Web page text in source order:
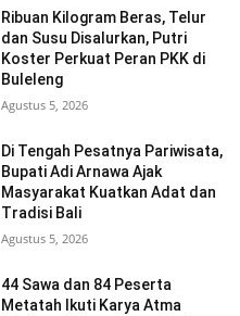
Ribuan Kilogram Beras, Telur
dan Susu Disalurkan, Putri
Koster Perkuat Peran PKK di
Buleleng
Agustus 5, 2026
Di Tengah Pesatnya Pariwisata,
Bupati Adi Arnawa Ajak
Masyarakat Kuatkan Adat dan
Tradisi Bali
Agustus 5, 2026
44 Sawa dan 84 Peserta
Metatah Ikuti Karya Atma